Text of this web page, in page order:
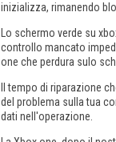
inizializza, rimanendo
Lo schermo verde su
controllo mancato
one che perdura sulo
Il tempo di riparazione
del problema sulla tua
dati nell'operazione.